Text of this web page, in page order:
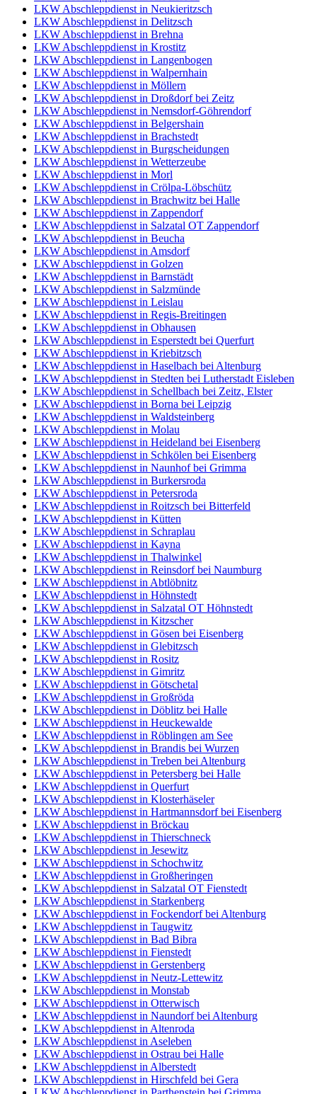
LKW Abschleppdienst in Neukieritzsch
LKW Abschleppdienst in Delitzsch
LKW Abschleppdienst in Brehna
LKW Abschleppdienst in Krostitz
LKW Abschleppdienst in Langenbogen
LKW Abschleppdienst in Walpernhain
LKW Abschleppdienst in Möllern
LKW Abschleppdienst in Droßdorf bei Zeitz
LKW Abschleppdienst in Nemsdorf-Göhrendorf
LKW Abschleppdienst in Belgershain
LKW Abschleppdienst in Brachstedt
LKW Abschleppdienst in Burgscheidungen
LKW Abschleppdienst in Wetterzeube
LKW Abschleppdienst in Morl
LKW Abschleppdienst in Crölpa-Löbschütz
LKW Abschleppdienst in Brachwitz bei Halle
LKW Abschleppdienst in Zappendorf
LKW Abschleppdienst in Salzatal OT Zappendorf
LKW Abschleppdienst in Beucha
LKW Abschleppdienst in Amsdorf
LKW Abschleppdienst in Golzen
LKW Abschleppdienst in Barnstädt
LKW Abschleppdienst in Salzmünde
LKW Abschleppdienst in Leislau
LKW Abschleppdienst in Regis-Breitingen
LKW Abschleppdienst in Obhausen
LKW Abschleppdienst in Esperstedt bei Querfurt
LKW Abschleppdienst in Kriebitzsch
LKW Abschleppdienst in Haselbach bei Altenburg
LKW Abschleppdienst in Stedten bei Lutherstadt Eisleben
LKW Abschleppdienst in Schellbach bei Zeitz, Elster
LKW Abschleppdienst in Borna bei Leipzig
LKW Abschleppdienst in Waldsteinberg
LKW Abschleppdienst in Molau
LKW Abschleppdienst in Heideland bei Eisenberg
LKW Abschleppdienst in Schkölen bei Eisenberg
LKW Abschleppdienst in Naunhof bei Grimma
LKW Abschleppdienst in Burkersroda
LKW Abschleppdienst in Petersroda
LKW Abschleppdienst in Roitzsch bei Bitterfeld
LKW Abschleppdienst in Kütten
LKW Abschleppdienst in Schraplau
LKW Abschleppdienst in Kayna
LKW Abschleppdienst in Thalwinkel
LKW Abschleppdienst in Reinsdorf bei Naumburg
LKW Abschleppdienst in Abtlöbnitz
LKW Abschleppdienst in Höhnstedt
LKW Abschleppdienst in Salzatal OT Höhnstedt
LKW Abschleppdienst in Kitzscher
LKW Abschleppdienst in Gösen bei Eisenberg
LKW Abschleppdienst in Glebitzsch
LKW Abschleppdienst in Rositz
LKW Abschleppdienst in Gimritz
LKW Abschleppdienst in Götschetal
LKW Abschleppdienst in Großröda
LKW Abschleppdienst in Döblitz bei Halle
LKW Abschleppdienst in Heuckewalde
LKW Abschleppdienst in Röblingen am See
LKW Abschleppdienst in Brandis bei Wurzen
LKW Abschleppdienst in Treben bei Altenburg
LKW Abschleppdienst in Petersberg bei Halle
LKW Abschleppdienst in Querfurt
LKW Abschleppdienst in Klosterhäseler
LKW Abschleppdienst in Hartmannsdorf bei Eisenberg
LKW Abschleppdienst in Bröckau
LKW Abschleppdienst in Thierschneck
LKW Abschleppdienst in Jesewitz
LKW Abschleppdienst in Schochwitz
LKW Abschleppdienst in Großheringen
LKW Abschleppdienst in Salzatal OT Fienstedt
LKW Abschleppdienst in Starkenberg
LKW Abschleppdienst in Fockendorf bei Altenburg
LKW Abschleppdienst in Taugwitz
LKW Abschleppdienst in Bad Bibra
LKW Abschleppdienst in Fienstedt
LKW Abschleppdienst in Gerstenberg
LKW Abschleppdienst in Neutz-Lettewitz
LKW Abschleppdienst in Monstab
LKW Abschleppdienst in Otterwisch
LKW Abschleppdienst in Naundorf bei Altenburg
LKW Abschleppdienst in Altenroda
LKW Abschleppdienst in Aseleben
LKW Abschleppdienst in Ostrau bei Halle
LKW Abschleppdienst in Alberstedt
LKW Abschleppdienst in Hirschfeld bei Gera